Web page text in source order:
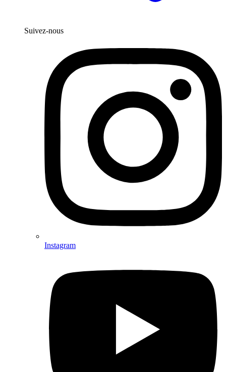
Suivez-nous
Instagram